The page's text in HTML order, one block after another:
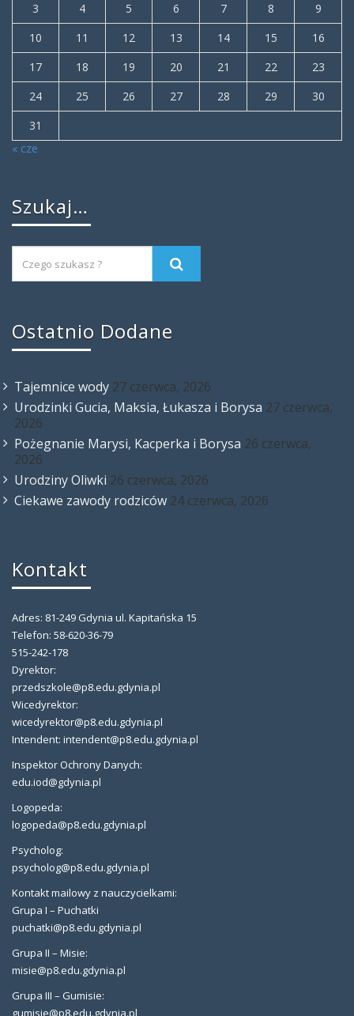
3
4 5 6 7 8
9
10
11 12 13 14 15
16
17
18 19 20 21 22
23
24
25 26 27 28 29
30
31
« cze
Szukaj…
Ostatnio Dodane
Tajemnice wody 27 czerwca, 2026
Urodzinki Gucia, Maksia, Łukasza i Borysa 27 czerwca,
2026
Pożegnanie Marysi, Kacperka i Borysa 26 czerwca,
2026
Urodziny Oliwki 26 czerwca, 2026
Ciekawe zawody rodziców 24 czerwca, 2026
Kontakt
Adres: 81-249 Gdynia ul. Kapitańska 15
Telefon: 58-620-36-79
515-242-178
Dyrektor:
przedszkole@p8.edu.gdynia.pl
Wicedyrektor:
wicedyrektor@p8.edu.gdynia.pl
Intendent: intendent@p8.edu.gdynia.pl
Inspektor Ochrony Danych:
edu.iod@gdynia.pl
Logopeda:
logopeda@p8.edu.gdynia.pl
Psycholog:
psycholog@p8.edu.gdynia.pl
Kontakt mailowy z nauczycielkami:
Grupa I – Puchatki
puchatki@p8.edu.gdynia.pl
Grupa II – Misie:
misie@p8.edu.gdynia.pl
Grupa III – Gumisie:
gumisie@p8.edu.gdynia.pl